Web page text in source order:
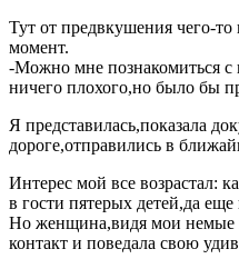
Тут от предвкушения чего-
момент.
-Можно мне познакомиться
ничего плохого,но было бы
Я представилась,показала
дороге,отправились в
Интерес мой все возрастал:
в гости пятерых детей,да еще
Но женщина,видя мои немые
контакт и поведала свою